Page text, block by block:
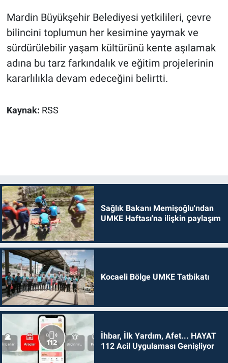
Mardin Büyükşehir Belediyesi yetkilileri, çevre
bilincini toplumun her kesimine yaymak ve
sürdürülebilir yaşam kültürünü kente aşılamak
adına bu tarz farkındalık ve eğitim projelerinin
kararlılıkla devam edeceğini belirtti.
Kaynak: RSS
Sağlık Bakanı Memişoğlu'ndan
UMKE Haftası'na ilişkin paylaşım
Kocaeli Bölge UMKE Tatbikatı
İhbar, İlk Yardım, Afet... HAYAT
112 Acil Uygulaması Genişliyor